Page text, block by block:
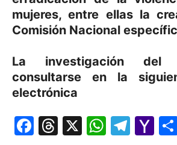
mujeres, entre ellas la
Comisión Nacional
La investigación del
consultarse en la
electrónica
Facebook
Threads
X